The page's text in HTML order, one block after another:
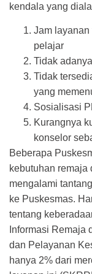
kendala yang
Jam layanan
pelajar
Tidak
Tidak
yang
Sosialisasi
Kurangnya
konselor
Beberapa
kebutuhan remaja
mengalami
ke Puskesmas.
tentang
Informasi Remaja
dan Pelayanan
hanya 2% dari